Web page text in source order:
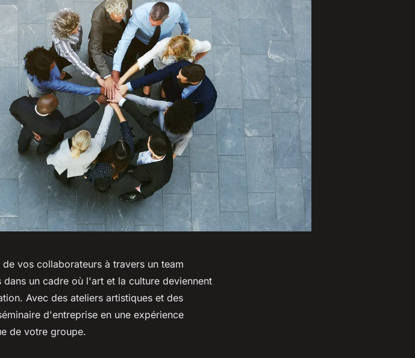
vos collaborateurs à travers un team
un cadre où l'art et la culture deviennent
Avec des ateliers artistiques et des
d'entreprise en une expérience
de votre groupe.